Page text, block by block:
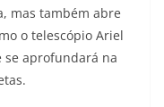
mas também abre
o telescópio Ariel
se aprofundará na